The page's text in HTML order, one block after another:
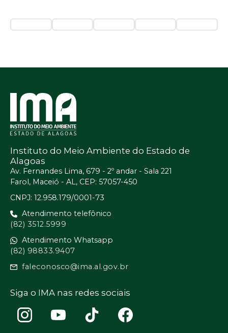
Instituto do Meio Ambiente do Estado de
Alagoas
Av. Fernandes Lima, 679 - 2º andar - Sala 221
Farol, Maceió - AL, CEP: 57057-450
CNPJ: 12.958.179/0001-73
Atendimento telefônico
(82) 3512.5999
Atendimento Whatsapp
(82) 98833.9407
faleconosco@ima.al.gov.br
Siga o IMA nas redes sociais